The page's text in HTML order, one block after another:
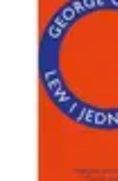
Zakupy Na Topie
Porady ZakupowePorady
Zakupy Na Topie